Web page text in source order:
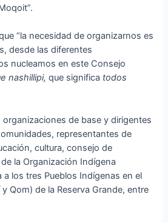
“la necesidad de organizarnos es
desde las diferentes
nucleamos en este Consejo
nashillipi,que significa todos
de base y dirigentes
representantes de
cultura, consejo de
la Organización Indígena
a los tres Pueblos Indígenas en el
Qom) de la Reserva Grande, entre